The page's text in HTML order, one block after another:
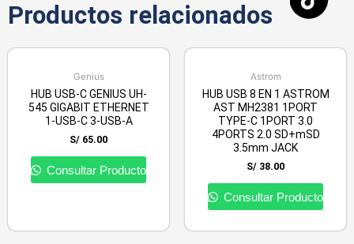
Productos relacionados
Genius
HUB USB-C GENIUS UH-
545 GIGABIT ETHERNET
1-USB-C 3-USB-A
S/ 65.00
Consultar Producto
Astrom
HUB USB 8 EN 1 ASTROM
AST MH2381 1PORT
TYPE-C 1PORT 3.0
4PORTS 2.0 SD+mSD
3.5mm JACK
S/ 38.00
Consultar Producto